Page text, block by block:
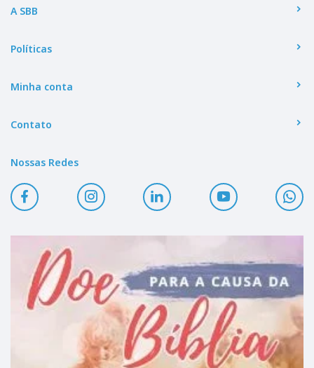
A SBB
Políticas
Minha conta
Contato
Nossas Redes